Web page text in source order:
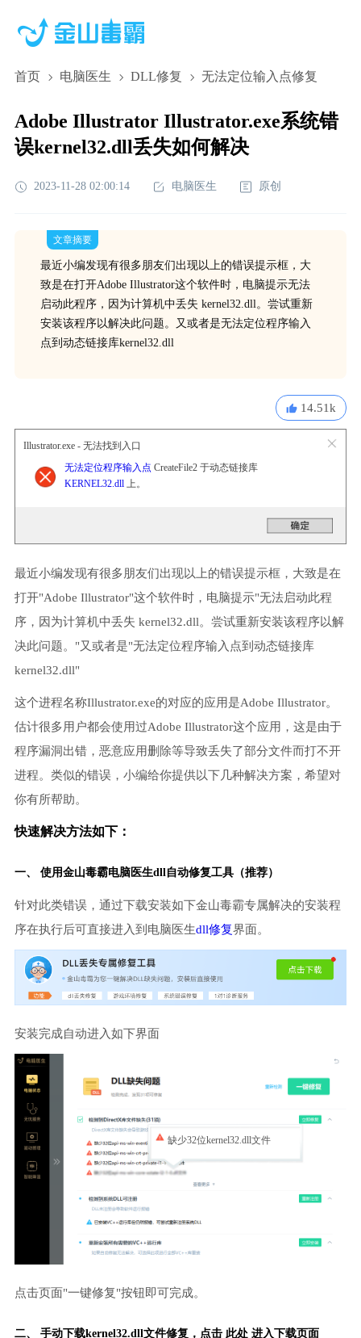
首页 电脑医生 DLL修复 无法定位输入点修复
Adobe Illustrator Illustrator.exe系统错
误kernel32.dll丢失如何解决
2023-11-28 02:00:14 电脑医生 原创
文章摘要
最近小编发现有很多朋友们出现以上的错误提示框，大
致是在打开Adobe Illustrator这个软件时，电脑提示无法
启动此程序，因为计算机中丢失 kernel32.dll。尝试重新
安装该程序以解决此问题。又或者是无法定位程序输入
点到动态链接库kernel32.dll
14.51k
Illustrator.exe - 无法找到入口
无法定位程序输入点 CreateFile2 于动态链接库
KERNEL32.dll上。
最近小编发现有很多朋友们出现以上的错误提示框，大致是在
打开"Adobe Illustrator"这个软件时，电脑提示"无法启动此程
序，因为计算机中丢失 kernel32.dll。尝试重新安装该程序以解
决此问题。"又或者是"无法定位程序输入点到动态链接库
kernel32.dll"
这个进程名称Illustrator.exe的对应的应用是Adobe Illustrator。
估计很多用户都会使用过Adobe Illustrator这个应用，这是由于
程序漏洞出错，恶意应用删除等导致丢失了部分文件而打不开
进程。类似的错误，小编给你提供以下几种解决方案，希望对
你有所帮助。
快速解决方法如下：
一、 使用金山毒霸电脑医生dll自动修复工具（推荐）
针对此类错误，通过下载安装如下金山毒霸专属解决的安装程
序在执行后可直接进入到电脑医生dll修复界面。
安装完成自动进入如下界面
缺少32位kernel32.dll文件
点击页面"一键修复"按钮即可完成。
二、 手动下载kernel32.dll文件修复， 点击 此处 进入下载页面